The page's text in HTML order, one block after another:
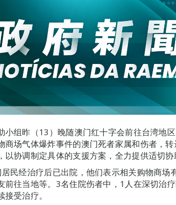
小组昨（13）晚随澳门红十字会前往台湾地
商场气体爆炸事件的澳门死者家属和伤者，
以协调制定具体的支援方案，全力提供适切协
民经治疗后已出院，他们表示相关购物商场
前往当地等。3名住院伤者中，1人在深切治
受治疗。